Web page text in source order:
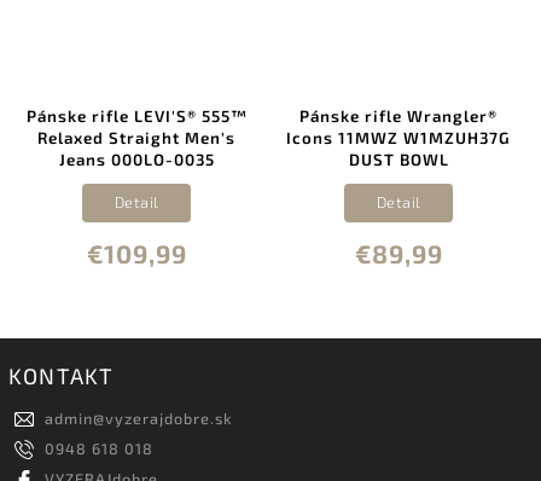
Pánske rifle LEVI'S® 555™
Relaxed Straight Men's
Jeans 000LO-0035
€109,99
Detail
Pánske rifle Wrangler®
Icons 11MWZ W1MZUH37G
DUST BOWL
€89,99
Detail
KONTAKT
admin@vyzerajdobre.sk
0948 618 018